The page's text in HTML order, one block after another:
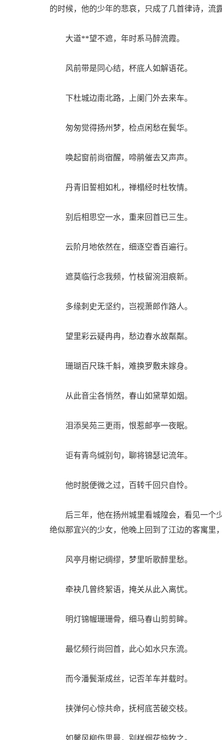
的时候，他的少年的悲哀，只成了几首律诗，流
大道**望不遮，年时系马醉流霞。
风前带是同心结，杯底人如解语花。
下杜城边南北路，上阑门外去来车。
匆匆觉得扬州梦，检点闲愁在鬓华。
唤起窗前尚宿醒，啼鹃催去又声声。
丹青旧誓相如札，禅榻经时杜牧情。
别后相思空一水，重来回首已三生。
云阶月地依然在，细逐空香百遍行。
遮莫临行念我频，竹枝留涴泪痕新。
多缘刺史无坚约，岂视萧郎作路人。
望里彩云疑冉冉，愁边春水故粼粼。
珊瑚百尺珠千斛，难换罗敷未嫁身。
从此音尘各悄然，春山如黛草如烟。
泪添吴苑三更雨，恨惹邮亭一夜眠。
讵有青鸟缄别句，聊将锦瑟记流年。
他时脱便微之过，百转千回只自怜。
后三年，他在扬州城里看城隍会，看见一个
绝似那宜兴的少女，他晚上回到了江边的客寓里
风亭月榭记绸缪，梦里听歌醉里愁。
牵袂几曾终絮语，掩关从此入离忧。
明灯锦幄珊珊骨，细马春山剪剪眸。
最忆频行尚回首，此心如水只东流。
而今潘鬓渐成丝，记否羊车并载时。
挟弹何心惊共命，抚柯底苦破交枝。
如馨风柳伤思曼，别样烟花恼牧之。